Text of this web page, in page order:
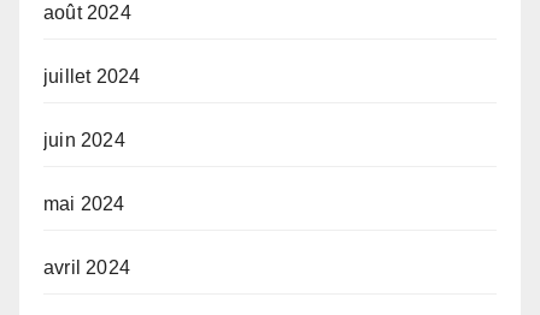
août 2024
juillet 2024
juin 2024
mai 2024
avril 2024